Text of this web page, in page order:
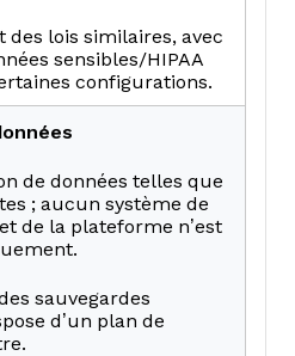
des lois similaires, avec
sensibles/HIPAA
configurations.
de données telles que
; aucun système de
de la plateforme n’est
sauvegardes
d’un plan de